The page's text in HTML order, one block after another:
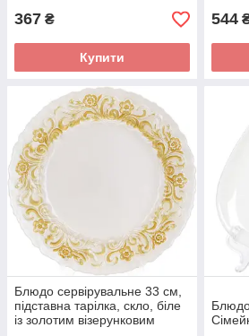
367 ₴
Купити
544
Блюдо сервірувальне 33 см,
підставна тарілка, скло, біле
із золотим візерунковим